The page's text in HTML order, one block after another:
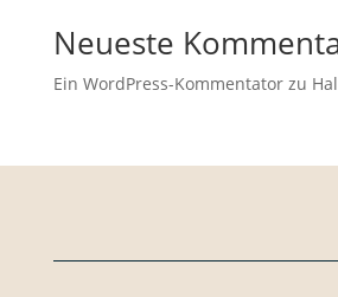
Neueste
Ein WordPress-Kommentatorzu